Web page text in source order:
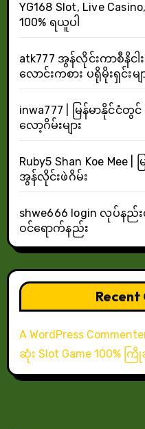
YG168 Slot, Live
100% ရယူပါ
atk777 အွန်လိုင်းကာစီနိငါ
လောင်းကစား ပရိုမိုးရှင်းမျ
inwa777 | မြန်မာနိုင်ငံ
လော့ဂိမ်းများ
Ruby5 Shan Koe Mee
အွန်လိုင်းဖဲဂိမ်း
shwe666 login လုပ်န
ဝင်ရောက်နည်း
Recent
A WordPress
ဆုံး Slot Game 100%